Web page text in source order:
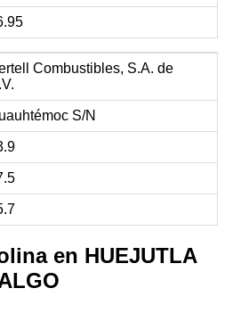
Combustibles, S.A. de
S/N
en HUEJUTLA